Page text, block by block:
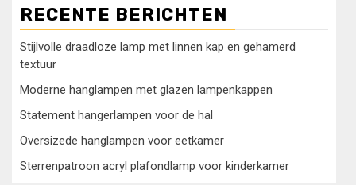
RECENTE BERICHTEN
Stijlvolle draadloze lamp met linnen kap en gehamerd
textuur
Moderne hanglampen met glazen lampenkappen
Statement hangerlampen voor de hal
Oversizede hanglampen voor eetkamer
Sterrenpatroon acryl plafondlamp voor kinderkamer